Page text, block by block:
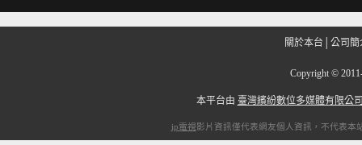
關於本台 公司簡
Copyright ©
本平台由 臺灣繽紛數位多媒體有限公
ip電視影片資訊僅代表網友個人資訊，不代表本